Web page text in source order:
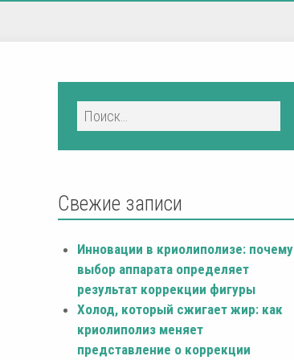
Свежие записи
Инновации в криолиполизе: почему
выбор аппарата определяет
результат коррекции фигуры
Холод, который сжигает жир: как
криолиполиз меняет
представление о коррекции